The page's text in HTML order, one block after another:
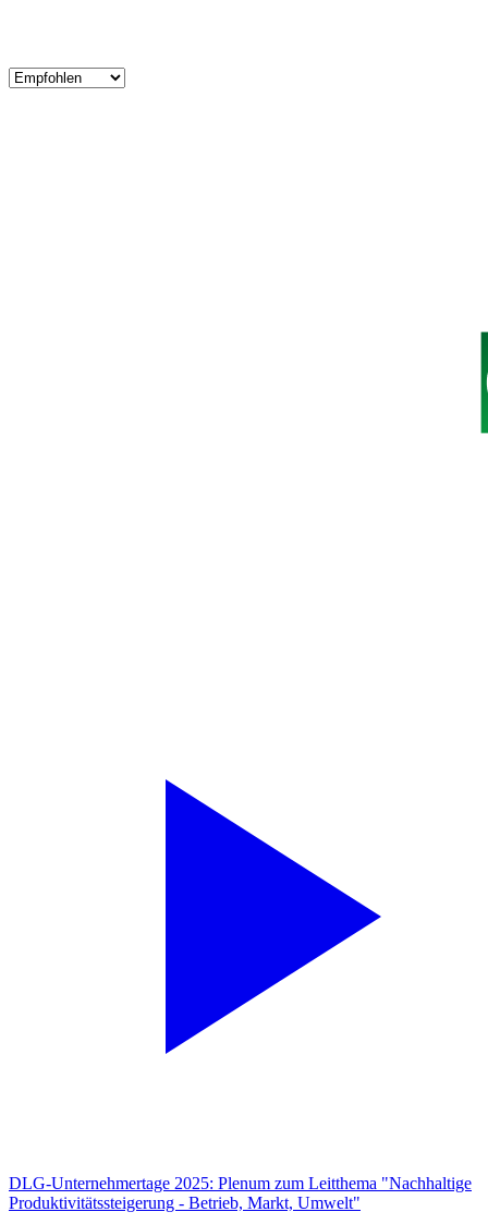
DLG-Unternehmertage 2025: Plenum zum Leitthema "Nachhaltige
Produktivitätssteigerung - Betrieb, Markt, Umwelt"